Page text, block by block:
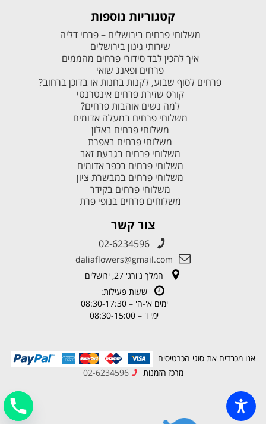
קטגוריות נוספות
משלוחי פרחים בירושלים – פרחי דליה
שירותי גינון בירושלים
איך להכין לבד סידורי פרחים מהממים
פרחים ופאנג שואי
פרחים לסוף שבוע, לקנות בחנות או בדוכן ברחוב?
קורס שזירת פרחים אינטרנטי
למה נשים אוהבות פרחים?
משלוחי פרחים במעלה אדומים
משלוחי פרחים באלון
משלוחי פרחים באפרת
משלוחי פרחים בגבעת זאב
משלוחי פרחים בכפר אדומים
משלוחי פרחים במבשרת ציון
משלוחי פרחים בקידר
משלוחים פרחים בנופי פרת
צור קשר
02-6234596
daliaflowers@gmail.com
המלך ג'ורג' 27, ירושלים
שעות פעילות:
ימים א'-ה' – 08:30-17:30
ימי ו' – 08:30-15:00
אנו מכבדים את סוגי הכרטיסים
מרכז הזמנות
02-6234596